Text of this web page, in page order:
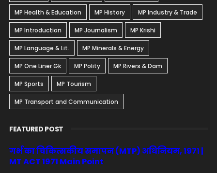
MP Health & Education MP History MP Industry & Trade
MP Introduction MP Journalism MP Krishi
MP Language & Lit. MP Minerals & Energy
MP One Liner Gk MP Polity MP Rivers & Dam
MP Sports MP Tourism
MP Transport and Communication
FEATURED POST
गर्भ का चिकित्सकीय समापन (MTP) अधिनियम, 1971 |
MT ACT 1971 Main Point